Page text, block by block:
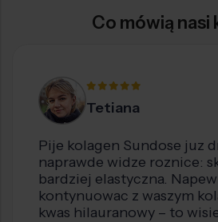
Co mówią nasi
Agata
Dziękuję za codzienną
na grupie i za program,
moim przypadku
motywator dobrych
więcej 💪